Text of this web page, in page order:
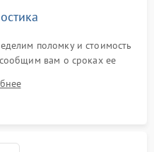
поломку и стоимость
вам о сроках ее